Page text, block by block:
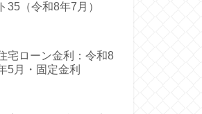
ト35（令和8年7月）
宅ローン金利：令和8
5月・固定金利